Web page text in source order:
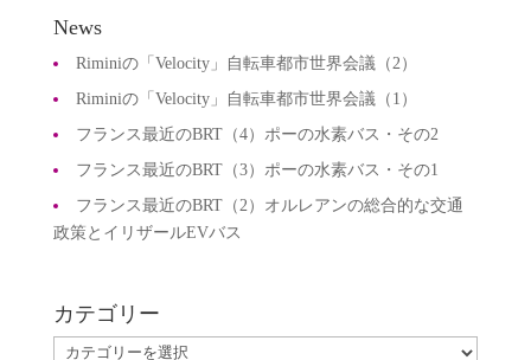
News
Riminiの「Velocity」自転車都市世界会議（2）
Riminiの「Velocity」自転車都市世界会議（1）
フランス最近のBRT（4）ポーの水素バス・その2
フランス最近のBRT（3）ポーの水素バス・その1
フランス最近のBRT（2）オルレアンの総合的な交通
政策とイリザールEVバス
カテゴリー
カ